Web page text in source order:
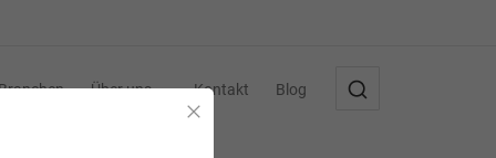
Über uns Kontakt Blog